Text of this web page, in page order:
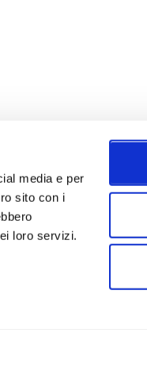
media e per
sito con i
loro servizi.